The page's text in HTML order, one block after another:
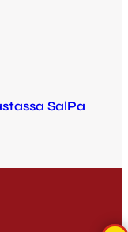
SalPa